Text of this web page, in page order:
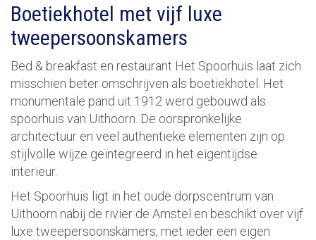
Boetiekhotel met vijf luxe
tweepersoonskamers
Bed & breakfast en restaurant Het Spoorhuis laat zich
misschien beter omschrijven als boetiekhotel. Het
monumentale pand uit 1912 werd gebouwd als
spoorhuis van Uithoorn. De oorspronkelijke
architectuur en veel authentieke elementen zijn op
stijlvolle wijze geïntegreerd in het eigentijdse
interieur.
Het Spoorhuis ligt in het oude dorpscentrum van
Uithoorn nabij de rivier de Amstel en beschikt over vijf
luxe tweepersoonskamers, met ieder een eigen